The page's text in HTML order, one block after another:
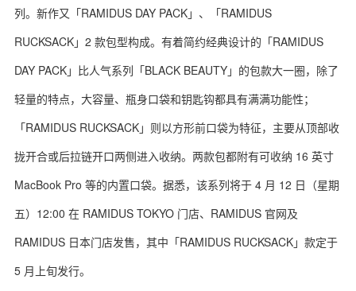
列。新作又「RAMIDUS DAY PACK」、「RAMIDUS
RUCKSACK」2 款包型构成。有着简约经典设计的「RAMIDUS
DAY PACK」比人气系列「BLACK BEAUTY」的包款大一圈，除了
轻量的特点，大容量、瓶身口袋和钥匙钩都具有满满功能性；
「RAMIDUS RUCKSACK」则以方形前口袋为特征，主要从顶部收
拢开合或后拉链开口两侧进入收纳。两款包都附有可收纳 16 英寸
MacBook Pro 等的内置口袋。据悉，该系列将于 4 月 12 日（星期
五）12:00 在 RAMIDUS TOKYO 门店、RAMIDUS 官网及
RAMIDUS 日本门店发售，其中「RAMIDUS RUCKSACK」款定于
5 月上旬发行。